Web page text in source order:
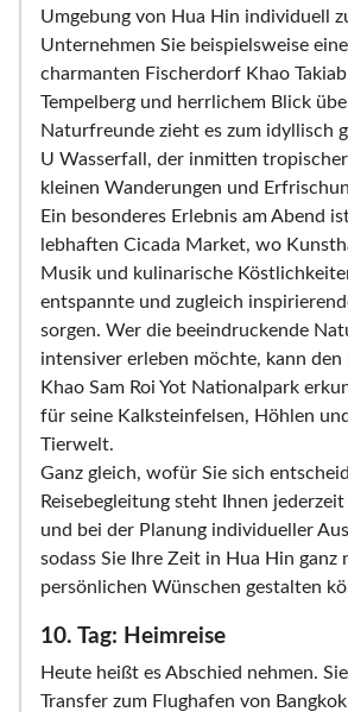
Umgebung von Hua Hin individuell
Unternehmen Sie beispielsweise
charmanten Fischerdorf Khao
Tempelberg und herrlichem Blick
Naturfreunde zieht es zum idyllisch
U Wasserfall, der inmitten
kleinen Wanderungen und
Ein besonderes Erlebnis am Abend
lebhaften Cicada Market, wo
Musik und kulinarische
entspannte und zugleich
sorgen. Wer die beeindruckende
intensiver erleben möchte, kann den
Khao Sam Roi Yot Nationalpark
für seine Kalksteinfelsen, Höhlen
Tierwelt.
Ganz gleich, wofür Sie sich
Reisebegleitung steht Ihnen
und bei der Planung individueller
sodass Sie Ihre Zeit in Hua Hin ganz
persönlichen Wünschen gestalten
10. Tag: Heimreise
Heute heißt es Abschied nehmen.
Transfer zum Flughafen von